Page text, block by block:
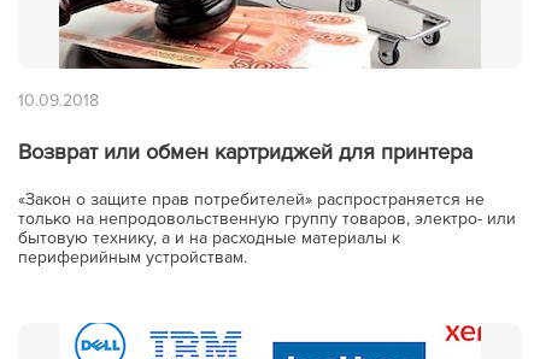
10.09.2018
Возврат или обмен картриджей для принтера
«Закон о защите прав потребителей» распространяется не
только на непродовольственную группу товаров, электро- или
бытовую технику, а и на расходные материалы к
периферийным устройствам.